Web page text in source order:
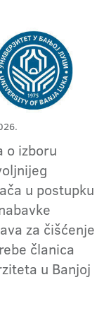
o izboru
u postupku
za čišćenje
članica
u Banjoj